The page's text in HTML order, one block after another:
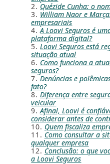
Quézide Cunha: o
William Naor e
empresariais
A Loovi Seguros é
plataforma digital?
Loovi Seguros está
situação atual
Como funciona a
seguros?
Denúncias e
fato?
Diferença entre
veicular
Afinal, Loovi é
considerar antes de
Quem fiscaliza
Como consultar a
qualquer empresa
Conclusão: o que
a Loovi Seguros